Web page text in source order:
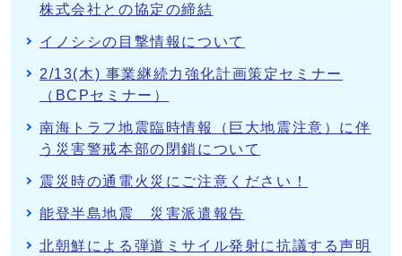
株式会社との協定の締結
イノシシの目撃情報について
2/13(木) 事業継続力強化計画策定セミナー
（BCPセミナー）
南海トラフ地震臨時情報（巨大地震注意）に伴
う災害警戒本部の閉鎖について
震災時の通電火災にご注意ください！
能登半島地震 災害派遣報告
北朝鮮による弾道ミサイル発射に抗議する声明